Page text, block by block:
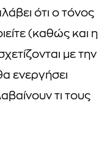
ότι ο τόνος
(καθώς και η
με την
ενεργήσει
τι τους